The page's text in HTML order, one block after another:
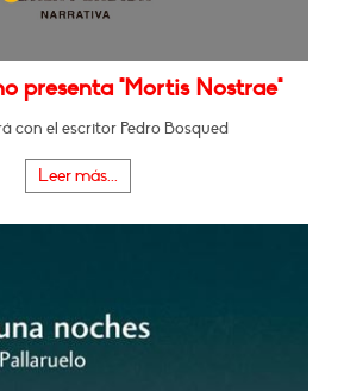
presenta "Mortis Nostrae"
con el escritor Pedro Bosqued
Leer más...